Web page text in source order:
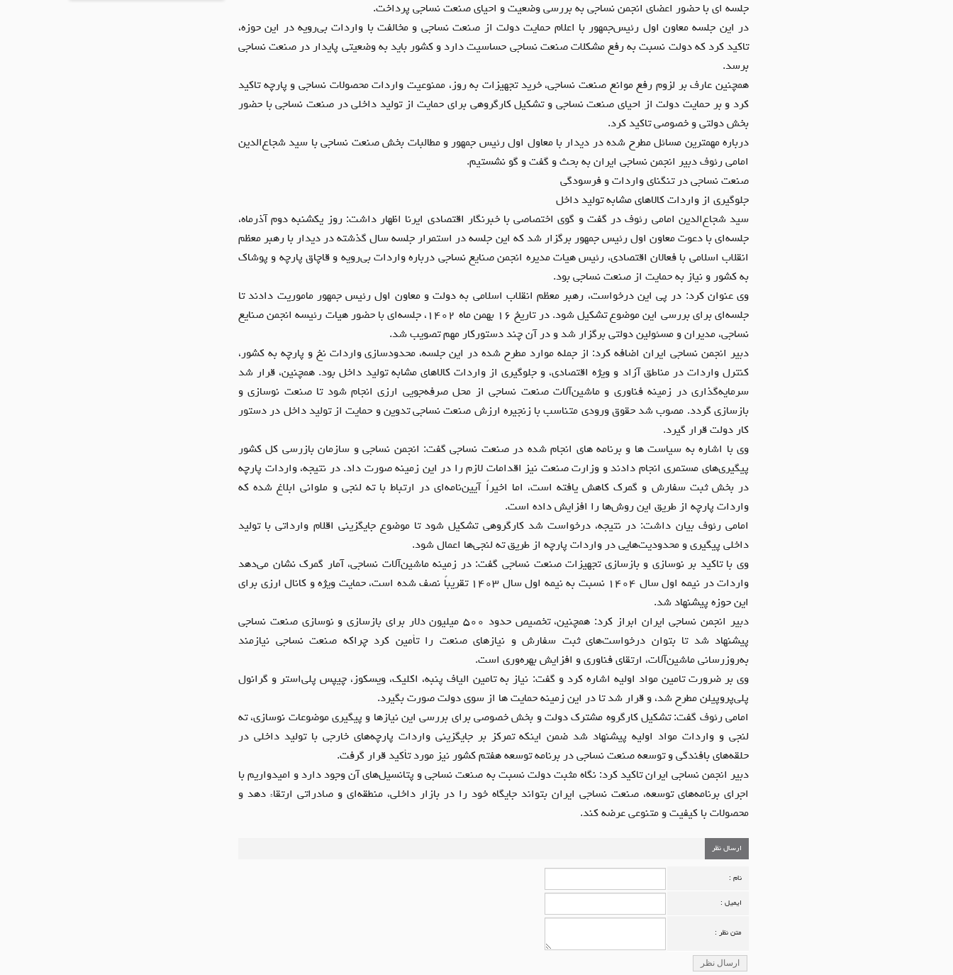
جلسه ای با حضور اعضای انجمن نساجی به بررسی وضعیت و احیای صنعت نساجی پرداخت.
در این جلسه معاون اول رئیس‌جمهور با اعلام حمایت دولت از صنعت نساجی و مخالفت با واردات بی‌رویه در این حوزه،
تاکید کرد که دولت نسبت به رفع مشکلات صنعت نساجی حساسیت دارد و کشور باید به وضعیتی پایدار در صنعت نساجی
برسد.
همچنین عارف بر لزوم رفع موانع صنعت نساجی، خرید تجهیزات به روز، ممنوعیت واردات محصولات نساجی و پارچه تاکید
کرد و بر حمایت دولت از احیای صنعت نساجی و تشکیل کارگروهی برای حمایت از تولید داخلی در صنعت نساجی با حضور
بخش دولتی و خصوصی تاکید کرد.
درباره مهمترین مسائل مطرح شده در دیدار با معاول اول رئیس جمهور و مطالبات بخش صنعت نساجی با سید شجاع‌الدین
امامی رئوف دبیر انجمن نساجی ایران به بحث و گفت و گو نشستیم.
صنعت نساجی در تنگنای واردات و فرسودگی
جلوگیری از واردات کالاهای مشابه تولید داخل
سید شجاع‌الدین امامی رئوف در گفت و گوی اختصاصی با خبرنگار اقتصادی ایرنا اظهار داشت: روز یکشنبه دوم آذرماه،
جلسه‌ای با دعوت معاون اول رئیس جمهور برگزار شد که این جلسه در استمرار جلسه سال گذشته‌ در دیدار با رهبر معظم
انقلاب اسلامی با فعالان اقتصادی، رئیس هیات مدیره انجمن صنایع نساجی درباره واردات بی‌رویه و قاچاق پارچه و پوشاک
به کشور و نیاز به حمایت از صنعت نساجی بود.
وی عنوان کرد: در پی این درخواست، رهبر معظم انقلاب اسلامی به دولت و معاون اول رئیس جمهور ماموریت دادند تا
جلسه‌ای برای بررسی این موضوع تشکیل شود. در تاریخ ۱۶ بهمن ماه ۱۴۰۲، جلسه‌ای با حضور هیات رئیسه انجمن صنایع
نساجی، مدیران و مسئولین دولتی برگزار شد و در آن چند دستورکار مهم تصویب شد.
دبیر انجمن نساجی ایران اضافه کرد: از جمله موارد مطرح شده در این جلسه، محدودسازی واردات نخ و پارچه به کشور،
کنترل واردات در مناطق آزاد و ویژه اقتصادی، و جلوگیری از واردات کالاهای مشابه تولید داخل بود. همچنین، قرار شد
سرمایه‌گذاری در زمینه فناوری و ماشین‌آلات صنعت نساجی از محل صرفه‌جویی ارزی انجام شود تا صنعت نوسازی و
بازسازی گردد. مصوب شد حقوق ورودی متناسب با زنجیره ارزش صنعت نساجی تدوین و حمایت از تولید داخل در دستور
کار دولت قرار گیرد.
وی با اشاره به سیاست ها و برنامه های انجام شده در صنعت نساجی گفت: انجمن نساجی و سازمان بازرسی کل کشور
پیگیری‌های مستمری انجام دادند و وزارت صنعت نیز اقدامات لازم را در این زمینه صورت داد. در نتیجه، واردات پارچه
در بخش ثبت سفارش و گمرک کاهش یافته است، اما اخیراً آیین‌نامه‌ای در ارتباط با ته لنجی و ملوانی ابلاغ شده که
واردات پارچه از طریق این روش‌ها را افزایش داده است.
امامی رئوف بیان داشت: در نتیجه، درخواست شد کارگروهی تشکیل شود تا موضوع جایگزینی اقلام وارداتی با تولید
داخلی پیگیری و محدودیت‌هایی در واردات پارچه از طریق ته لنجی‌ها اعمال شود.
وی با تاکید بر نوسازی و بازسازی تجهیزات صنعت نساجی گفت: در زمینه ماشین‌آلات نساجی، آمار گمرک نشان می‌دهد
واردات در نیمه اول سال ۱۴۰۴ نسبت به نیمه اول سال ۱۴۰۳ تقریباً نصف شده است، حمایت ویژه و کانال ارزی برای
این حوزه پیشنهاد شد.
دبیر انجمن نساجی ایران ابراز کرد: همچنین، تخصیص حدود ۵۰۰ میلیون دلار برای بازسازی و نوسازی صنعت نساجی
پیشنهاد شد تا بتوان درخواست‌های ثبت سفارش و نیازهای صنعت را تأمین کرد چراکه صنعت نساجی نیازمند
به‌روزرسانی ماشین‌آلات، ارتقای فناوری و افزایش بهره‌وری است.
وی بر ضرورت تامین مواد اولیه اشاره کرد و گفت: نیاز به تامین الیاف پنبه، اکلیک، ویسکوز، چیپس پلی‌استر و گرانول
پلی‌پروپیلن مطرح شد، و قرار شد تا در این زمینه حمایت ها از سوی دولت صورت بگیرد.
امامی رئوف گفت: تشکیل کارگروه مشترک دولت و بخش خصوصی برای بررسی این نیازها و پیگیری موضوعات نوسازی، ته
لنجی و واردات مواد اولیه پیشنهاد شد ضمن اینکه تمرکز بر جایگزینی واردات پارچه‌های خارجی با تولید داخلی در
حلقه‌های بافندگی و توسعه صنعت نساجی در برنامه توسعه هفتم کشور نیز مورد تأکید قرار گرفت.
دبیر انجمن نساجی ایران تاکید کرد: نگاه مثبت دولت نسبت به صنعت نساجی و پتانسیل‌های آن وجود دارد و امیدواریم با
اجرای برنامه‌های توسعه، صنعت نساجی ایران بتواند جایگاه خود را در بازار داخلی، منطقه‌ای و صادراتی ارتقاء دهد و
محصولات با کیفیت و متنوعی عرضه کند.
ارسال نظر
نام :
ایمیل :
متن نظر :
ارسال نظر